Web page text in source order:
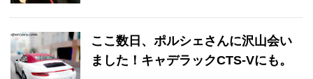
ここ数日、ポルシェさんに沢山会い
ました！キャデラックCTS-Vにも。